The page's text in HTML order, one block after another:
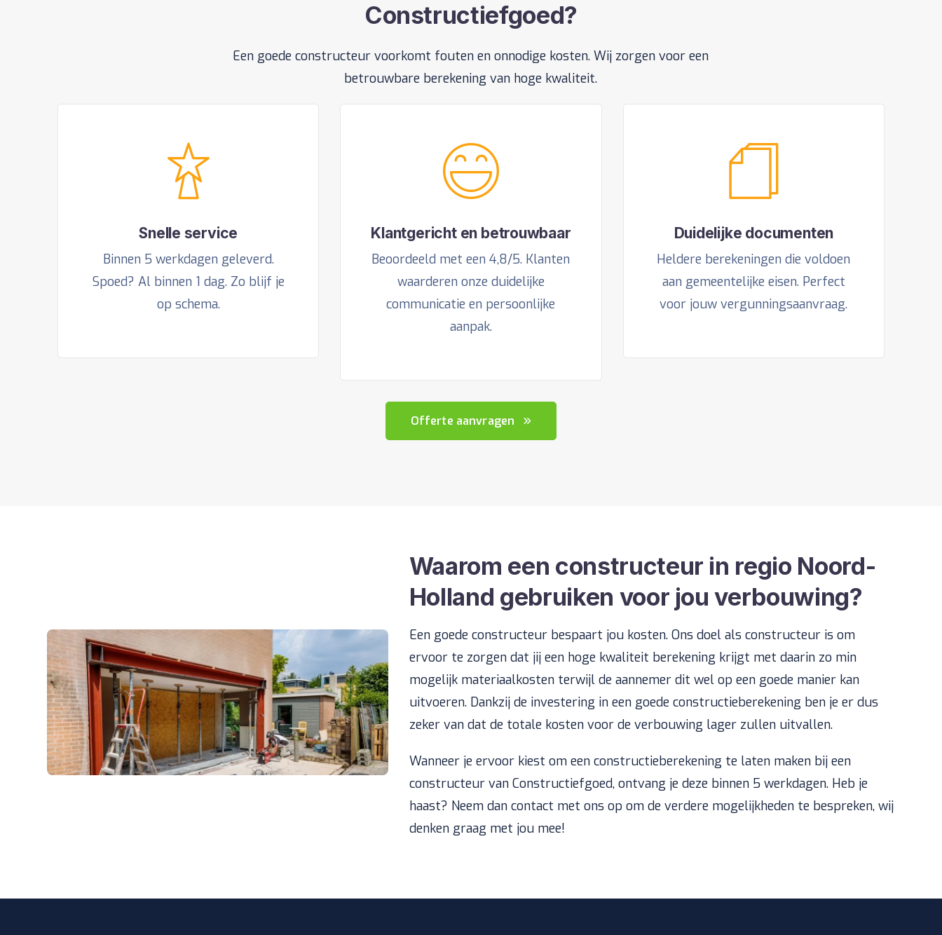
Constructiefgoed?
Een goede constructeur voorkomt fouten en onnodige kosten. Wij zorgen voor een
betrouwbare berekening van hoge kwaliteit.
Snelle service
Binnen 5 werkdagen geleverd.
Spoed? Al binnen 1 dag. Zo blijf je
op schema.
Klantgericht en betrouwbaar
Beoordeeld met een 4,8/5. Klanten
waarderen onze duidelijke
communicatie en persoonlijke
aanpak.
Duidelijke documenten
Heldere berekeningen die voldoen
aan gemeentelijke eisen. Perfect
voor jouw vergunningsaanvraag.
Offerte aanvragen
Waarom een constructeur in regio Noord-
Holland gebruiken voor jou verbouwing?
Een goede constructeur bespaart jou kosten. Ons doel als constructeur is om
ervoor te zorgen dat jij een hoge kwaliteit berekening krijgt met daarin zo min
mogelijk materiaalkosten terwijl de aannemer dit wel op een goede manier kan
uitvoeren. Dankzij de investering in een goede constructieberekening ben je er dus
zeker van dat de totale kosten voor de verbouwing lager zullen uitvallen.
Wanneer je ervoor kiest om een constructieberekening te laten maken bij een
constructeur van Constructiefgoed, ontvang je deze binnen 5 werkdagen. Heb je
haast? Neem dan contact met ons op om de verdere mogelijkheden te bespreken, wij
denken graag met jou mee!